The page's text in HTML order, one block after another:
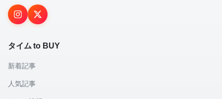
タイム to BUY
新着記事
人気記事